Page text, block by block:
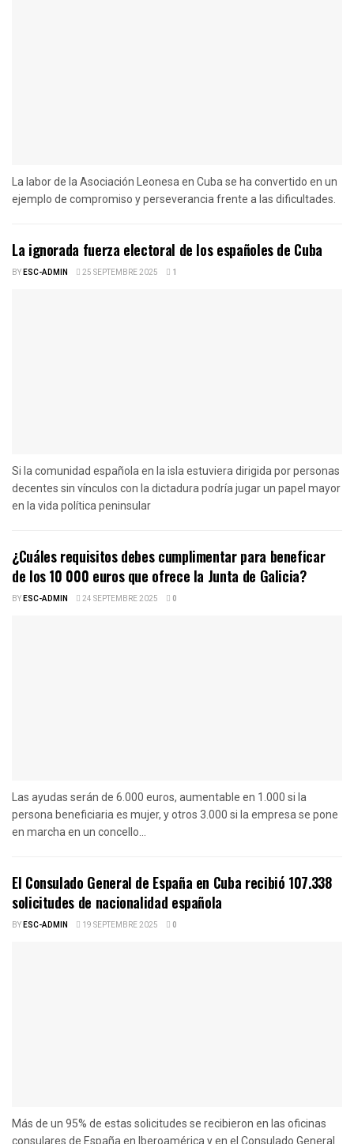
La labor de la Asociación Leonesa en Cuba se ha convertido en un
ejemplo de compromiso y perseverancia frente a las dificultades.
La ignorada fuerza electoral de los españoles de Cuba
BYESC-ADMIN 25 SEPTEMBRE 2025 1
Si la comunidad española en la isla estuviera dirigida por personas
decentes sin vínculos con la dictadura podría jugar un papel mayor
en la vida política peninsular
¿Cuáles requisitos debes cumplimentar para beneficar
de los 10 000 euros que ofrece la Junta de Galicia?
BYESC-ADMIN 24 SEPTEMBRE 2025 0
Las ayudas serán de 6.000 euros, aumentable en 1.000 si la
persona beneficiaria es mujer, y otros 3.000 si la empresa se pone
en marcha en un concello...
El Consulado General de España en Cuba recibió 107.338
solicitudes de nacionalidad española
BYESC-ADMIN 19 SEPTEMBRE 2025 0
Más de un 95% de estas solicitudes se recibieron en las oficinas
consulares de España en Iberoamérica y en el Consulado General